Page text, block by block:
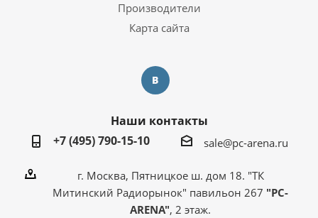
Производители
Карта сайта
Наши контакты
+7 (495) 790-15-10
sale@pc-arena.ru
г. Москва, Пятницкое ш. дом 18. "ТК
Митинский Радиорынок" павильон 267 "PC-
ARENA", 2 этаж.